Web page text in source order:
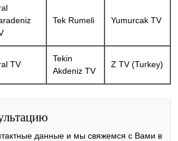
Tek Rumeli Yumurcak TV
TV
Tekin
Akdeniz TV
Z TV (Turkey)
данные и мы свяжемся с Вами в